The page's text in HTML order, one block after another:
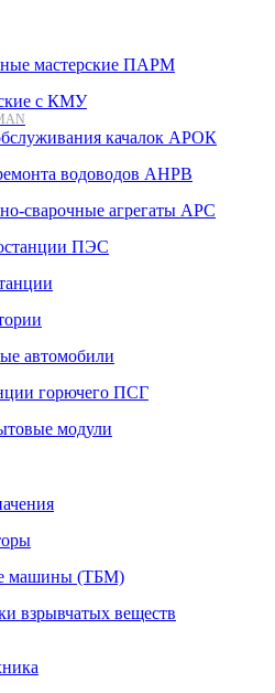
мастерские ПАРМ
с КМУ
качалок АРОК
водоводов АНРВ
сварочные агрегаты АРС
ПЭС
автомобили
горючего ПСГ
модули
машины (ТБМ)
взрывчатых веществ